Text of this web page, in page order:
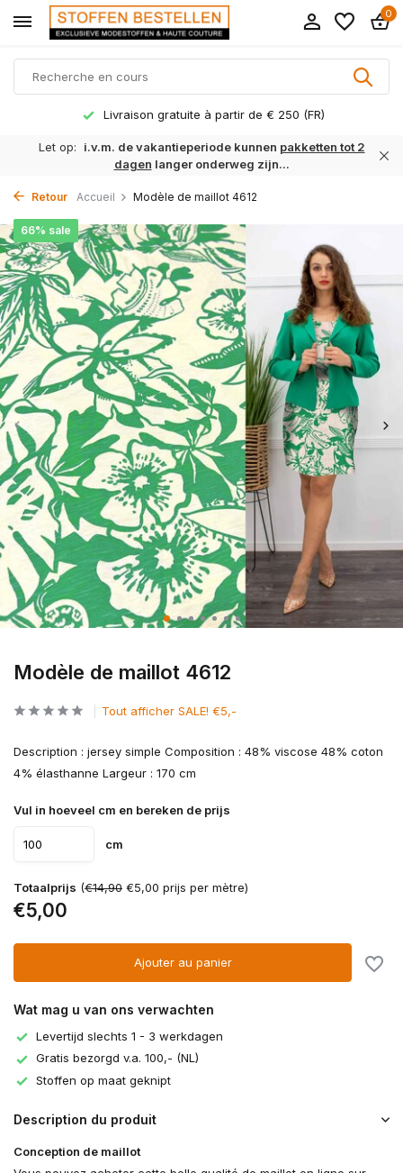
0
Livraison gratuite à partir de € 250 (FR)
Let op: i.v.m. de vakantieperiode kunnen pakketten tot 2
dagen langer onderweg zijn...
Retour Accueil Modèle de maillot 4612
Modèle de maillot 4612
66% sale
Tout afficher SALE! €5,-
Description : jersey simple Composition : 48% viscose 48% coton
4% élasthanne Largeur : 170 cm
Vul in hoeveel cm en bereken de prijs
cm
Totaalprijs (€14,90 €5,00 prijs per mètre)
€5,00
Ajouter au panier
Wat mag u van ons verwachten
Levertijd slechts 1 - 3 werkdagen
Gratis bezorgd v.a. 100,- (NL)
Stoffen op maat geknipt
Description du produit
Conception de maillot